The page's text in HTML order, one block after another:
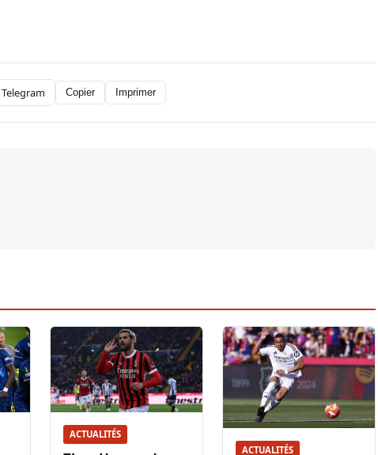
Telegram Copier Imprimer
ACTUALITÉS
ACTUALITÉS